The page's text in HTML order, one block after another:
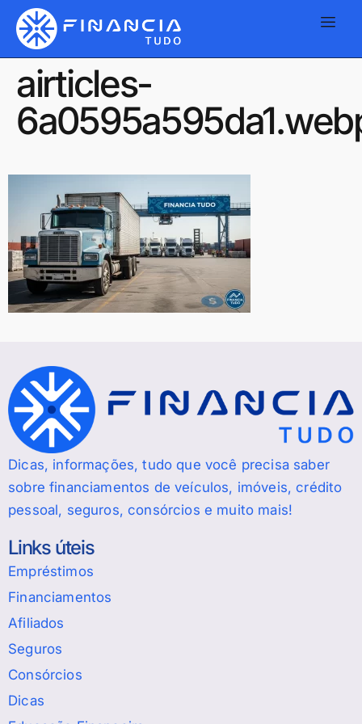
airticles-
Dicas, informações, tudo que você precisa saber
sobre financiamentos de veículos, imóveis, crédito
pessoal, seguros, consórcios e muito mais!
Links úteis
Empréstimos
Financiamentos
Afiliados
Seguros
Consórcios
Dicas